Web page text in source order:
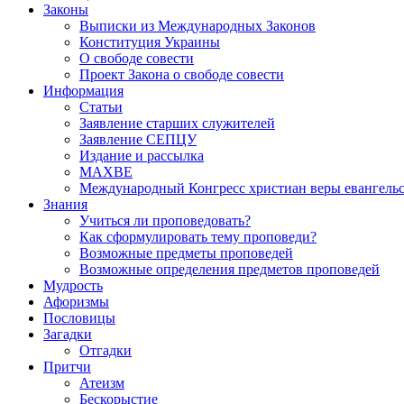
Законы
Выписки из Международных Законов
Конституция Украины
О свободе совести
Проект Закона о свободе совести
Информация
Статьи
Заявление старших служителей
Заявление СЕПЦУ
Издание и рассылка
МАХВЕ
Международный Конгресс христиан веры
Знания
Учиться ли проповедовать?
Как сформулировать тему проповеди?
Возможные предметы проповедей
Возможные определения предметов проповедей
Мудрость
Афоризмы
Пословицы
Загадки
Отгадки
Притчи
Атеизм
Бескорыстие